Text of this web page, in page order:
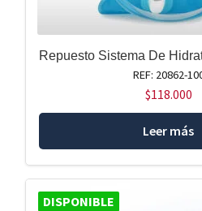
Repuesto Sistema De
REF: 20862-
$118.000
Leer más
DISPONIBLE